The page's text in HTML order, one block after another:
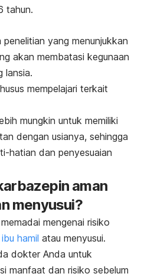
tahun.
yang menunjukkan
akan membatasi kegunaan
lansia.
mempelajari terkait
mungkin untuk memiliki
dengan usianya, sehingga
hatian dan penyesuaian
aman
menyusui?
mengenai risiko
hamil atau menyusui.
dokter Anda untuk
manfaat dan risiko sebelum